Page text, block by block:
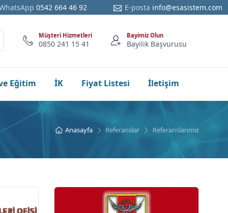
0542 664 46 92 E-posta info@esasistem.com
Müşteri Hizmetleri
0850 241 15 41
Bayimiz Olun
Bayilik Başvurusu
Eğitim İK Fiyat Listesi İletişim
Anasayfa Referanslar Referanslarımız